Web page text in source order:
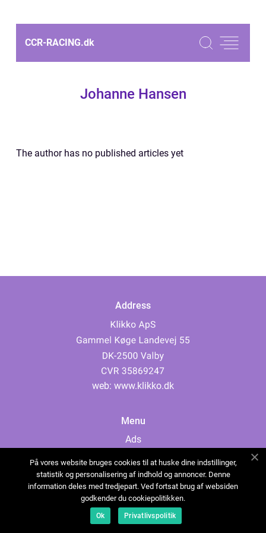
CCR-RACING.dk
Johanne Hansen
The author has no published articles yet
Address
web: www.klikko.dk
Menu
Ads
Cookies
Contact
Sitemap
På vores website bruges cookies til at huske dine indstillinger,
statistik og personalisering af indhold og annoncer. Denne
information deles med tredjepart. Ved fortsat brug af websiden
godkender du cookiepolitikken.
Ok Privatlivspolitik